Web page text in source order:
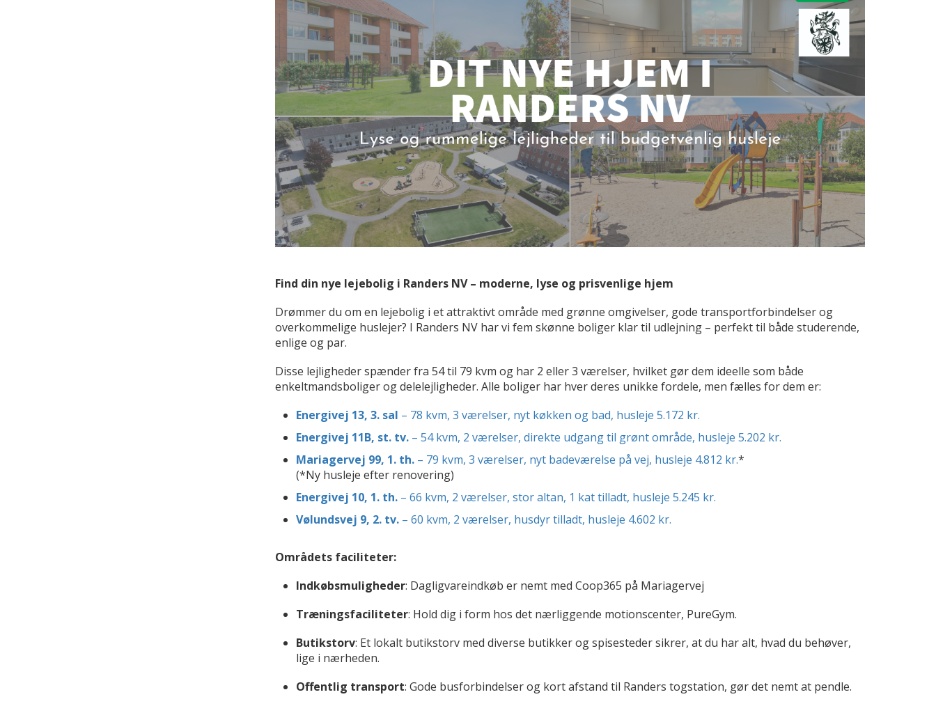
Find din nye lejebolig i Randers NV – moderne, lyse og prisvenlige hjem
Drømmer du om en lejebolig i et attraktivt område med grønne omgivelser, gode transportforbindelser og
overkommelige huslejer? I Randers NV har vi fem skønne boliger klar til udlejning – perfekt til både studerende,
enlige og par.
Disse lejligheder spænder fra 54 til 79 kvm og har 2 eller 3 værelser, hvilket gør dem ideelle som både
enkeltmandsboliger og delelejligheder. Alle boliger har hver deres unikke fordele, men fælles for dem er:
Energivej 13, 3. sal – 78 kvm, 3 værelser, nyt køkken og bad, husleje 5.172 kr.
Energivej 11B, st. tv.– 54 kvm, 2 værelser, direkte udgang til grønt område, husleje 5.202 kr.
Mariagervej 99, 1. th.– 79 kvm, 3 værelser, nyt badeværelse på vej, husleje 4.812 kr.*
(*Ny husleje efter renovering)
Energivej 10, 1. th.– 66 kvm, 2 værelser, stor altan, 1 kat tilladt, husleje 5.245 kr.
Vølundsvej 9, 2. tv.– 60 kvm, 2 værelser, husdyr tilladt, husleje 4.602 kr.
Områdets faciliteter:
Indkøbsmuligheder: Dagligvareindkøb er nemt med Coop365 på Mariagervej
Træningsfaciliteter: Hold dig i form hos det nærliggende motionscenter, PureGym.
Butikstorv: Et lokalt butikstorv med diverse butikker og spisesteder sikrer, at du har alt, hvad du behøver,
lige i nærheden.
Offentlig transport: Gode busforbindelser og kort afstand til Randers togstation, gør det nemt at pendle.